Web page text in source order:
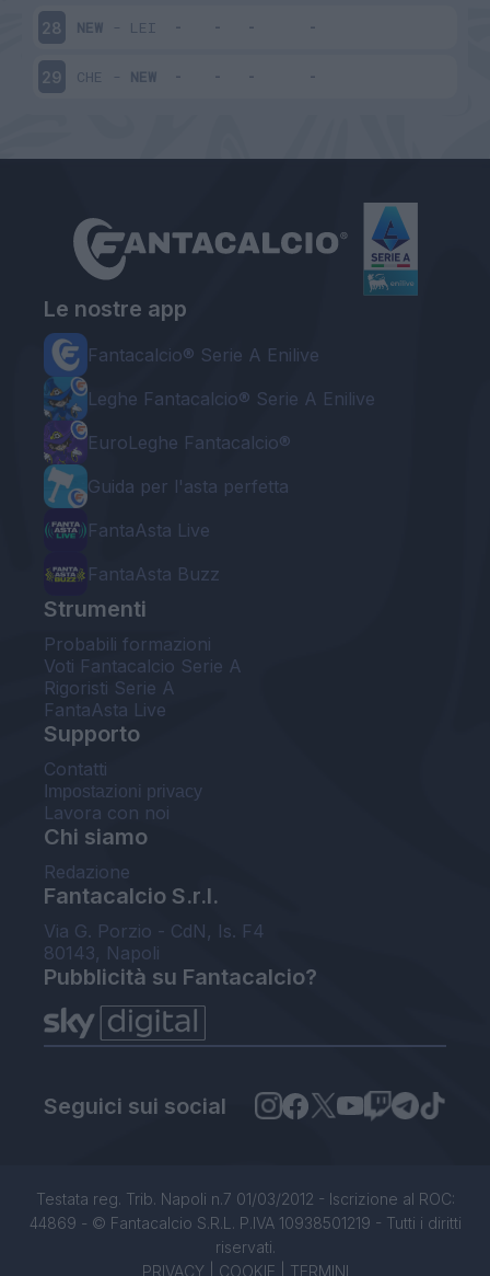
28 NEW - LEI
29 CHE - NEW
Le nostre app
Fantacalcio® Serie A Enilive
Leghe Fantacalcio® Serie A Enilive
EuroLeghe Fantacalcio®
Guida per l'asta perfetta
FantaAsta Live
FantaAsta Buzz
Strumenti
Probabili formazioni
Voti Fantacalcio Serie A
Rigoristi Serie A
FantaAsta Live
Supporto
Contatti
Impostazioni privacy
Lavora con noi
Chi siamo
Redazione
Fantacalcio S.r.l.
Via G. Porzio - CdN, Is. F4
80143, Napoli
Pubblicità su Fantacalcio?
Seguici sui social
Testata reg. Trib. Napoli n.7 01/03/2012 - Iscrizione al ROC:
44869 - © Fantacalcio S.R.L. P.IVA 10938501219 - Tutti i diritti
riservati.
PRIVACY| COOKIE TERMINI